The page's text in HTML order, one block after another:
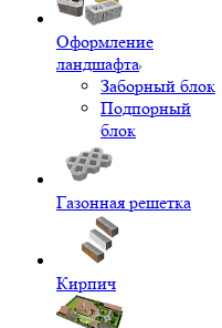
Оформление
ландшафта
Заборный блок
Подпорный
блок
Газонная решетка
Кирпич